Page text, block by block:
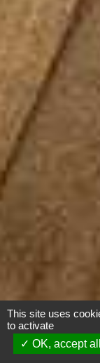
This site uses
to activate
OK, accept all